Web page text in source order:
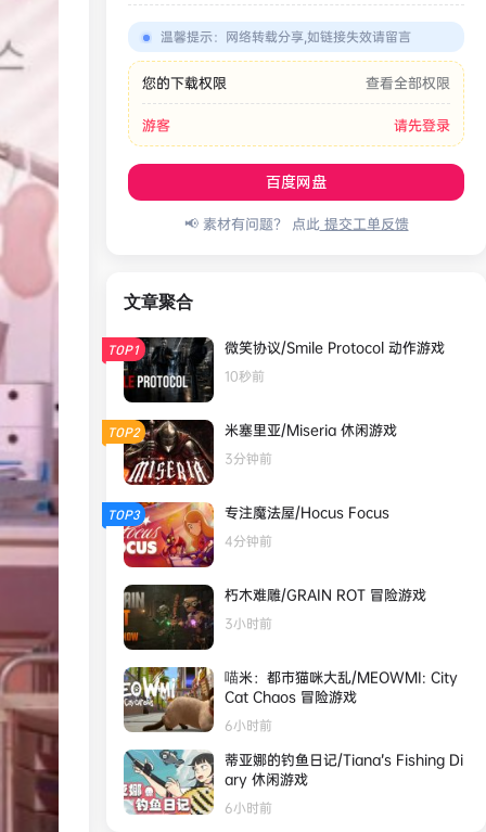
温馨提示： 网络转载分享,如链接失效请留言
您的下载权限 查看全部权限
游客 请先登录
百度网盘
📢 素材有问题？ 点此提交工单反馈
文章聚合
TOP1 微笑协议/Smile Protocol 动作游戏
10秒前
TOP2 米塞里亚/Miseria 休闲游戏
3分钟前
TOP3 专注魔法屋/Hocus Focus
4分钟前
朽木难雕/GRAIN ROT 冒险游戏
3小时前
喵米：都市猫咪大乱/MEOWMI: City
Cat Chaos 冒险游戏
6小时前
蒂亚娜的钓鱼日记/Tiana’s Fishing Di
ary 休闲游戏
6小时前